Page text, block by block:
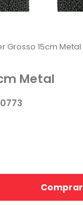
Grosso 15cm Metal
Metal
Comprar